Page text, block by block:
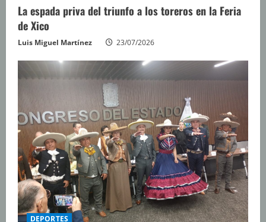
La espada priva del triunfo a los toreros en la Feria
de Xico
Luis Miguel Martínez 23/07/2026
DEPORTES